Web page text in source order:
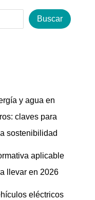
Buscar
y agua en
claves para
sostenibilidad
aplicable
llevar en 2026
eléctricos